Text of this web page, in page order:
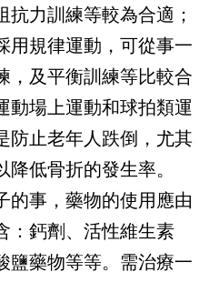
力訓練等較為合適；
用規律運動，可從事一
，及平衡訓練等比較合
動場上運動和球拍類運
防止老年人跌倒，尤其
低骨折的發生率。
的事，藥物的使用應由
：鈣劑、活性維生素
鹽藥物等等。需治療一